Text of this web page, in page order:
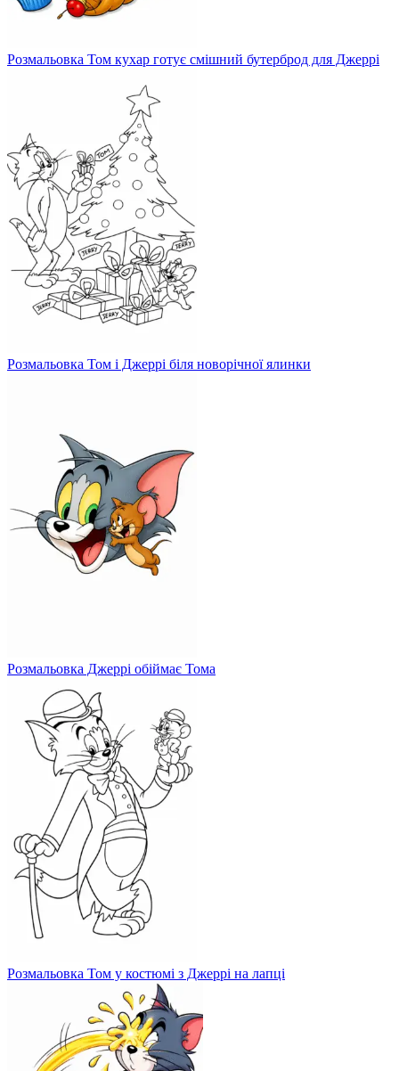
Розмальовка Том кухар готує смішний бутерброд для Джеррі
Розмальовка Том і Джеррі біля новорічної ялинки
Розмальовка Джеррі обіймає Тома
Розмальовка Том у костюмі з Джеррі на лапці